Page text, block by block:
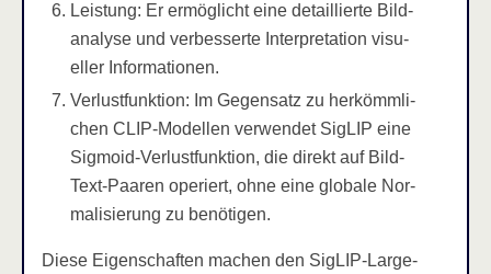
Leis­tung: Er ermög­licht eine detail­lier­te Bild­
ana­ly­se und ver­bes­ser­te Inter­pre­ta­ti­on visu­
el­ler Informationen.
Ver­lust­funk­ti­on: Im Gegen­satz zu her­kömm­li­
chen CLIP-Model­len ver­wen­det SigLIP eine
Sig­mo­id-Ver­lust­funk­ti­on, die direkt auf Bild-
Text-Paa­ren ope­riert, ohne eine glo­ba­le Nor­
ma­li­sie­rung zu benötigen.
Die­se Eigen­schaf­ten machen den SigLIP-Lar­ge-